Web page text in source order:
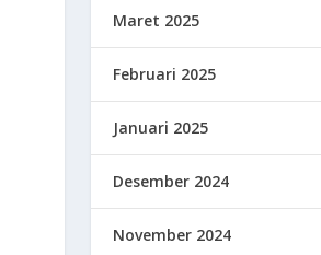
Maret 2025
Februari 2025
Januari 2025
Desember 2024
November 2024